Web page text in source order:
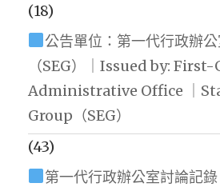
(18)
公告單位：第一代行政辦
（SEG）｜Issued by:
Administrative Office ｜
Group（SEG）
(43)
第一代行政辦公室討論記